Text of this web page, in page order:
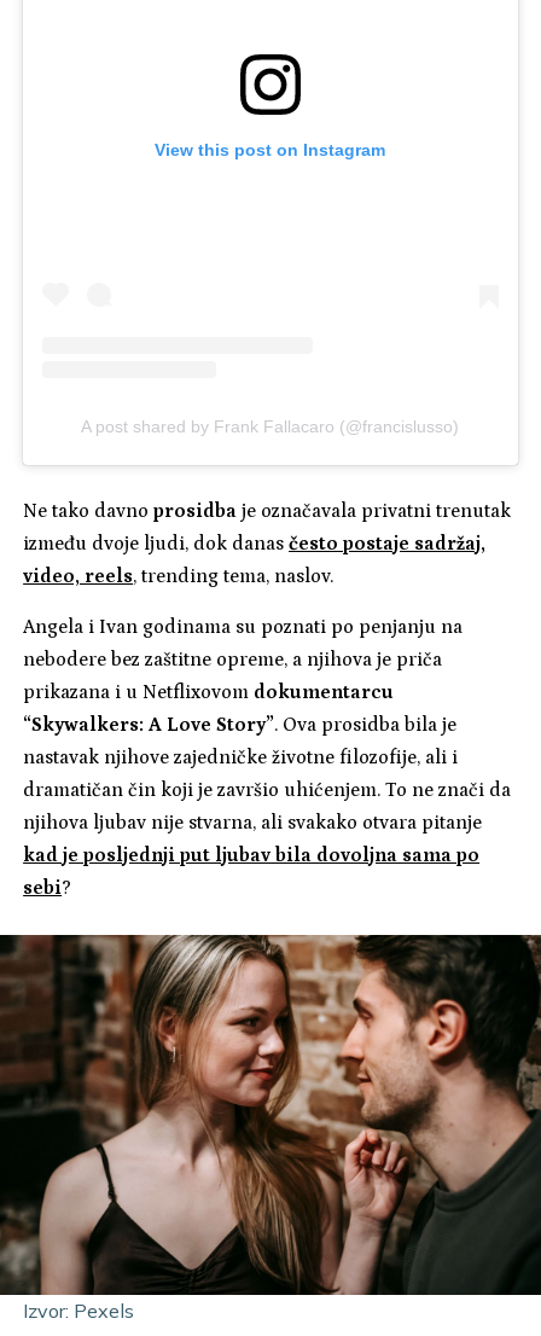
View this post on Instagram
A post shared by Frank Fallacaro (@francislusso)
Ne tako davnoprosidba je označavala privatni trenutak
između dvoje ljudi, dok danasčesto postaje sadržaj,
video, reels, trending tema, naslov.
Angela i Ivan godinama su poznati po penjanju na
nebodere bez zaštitne opreme, a njihova je priča
prikazana i u Netflixovom dokumentarcu
“Skywalkers: A Love Story”. Ova prosidba bila je
nastavak njihove zajedničke životne filozofije, ali i
dramatičan čin koji je završio uhićenjem. To ne znači da
njihova ljubav nije stvarna, ali svakako otvara pitanje
kad je posljednji put ljubav bila dovoljna sama po
sebi?
Izvor: Pexels